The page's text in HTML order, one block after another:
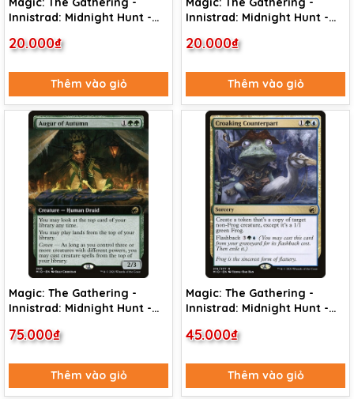
Innistrad: Midnight Hunt -
20.000₫
Thêm vào giỏ
Innistrad: Midnight Hunt -
20.000₫
Thêm vào giỏ
Magic: The Gathering -
Innistrad: Midnight Hunt -
75.000₫
Thêm vào giỏ
Magic: The Gathering -
Innistrad: Midnight Hunt -
45.000₫
Thêm vào giỏ